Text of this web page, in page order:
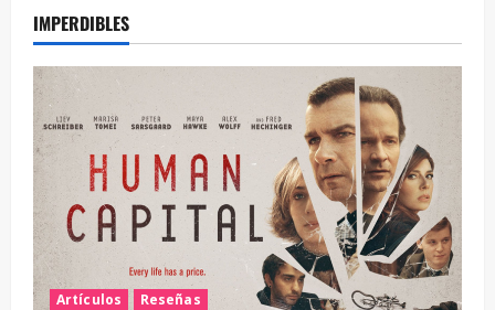
IMPERDIBLES
Artículos Reseñas